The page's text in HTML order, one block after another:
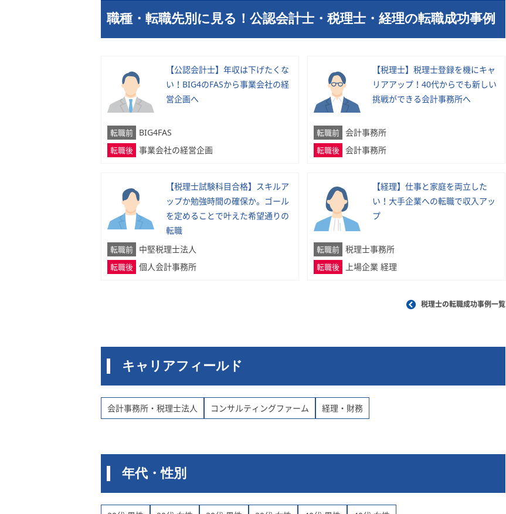
職種・転職先別に見る！ 公認会計士・税理士・経理の転職成功事例
【公認会計士】年収は下げたくな
い！BIG4のFASから事業会社の経
営企画へ
転職前 BIG4FAS
転職後 事業会社の経営企画
【税理士】税理士登録を機にキャ
リアアップ！40代からでも新しい
挑戦ができる会計事務所へ
転職前 会計事務所
転職後 会計事務所
【税理士試験科目合格】スキルア
ップか勉強時間の確保か。ゴール
を定めることで叶えた希望通りの
転職
転職前 中堅税理士法人
転職後 個人会計事務所
【経理】仕事と家庭を両立した
い！大手企業への転職で収入アッ
プ
転職前 税理士事務所
転職後 上場企業 経理
税理士の転職成功事例一覧
キャリアフィールド
会計事務所・税理士法人 コンサルティングファーム 経理・財務
年代・性別